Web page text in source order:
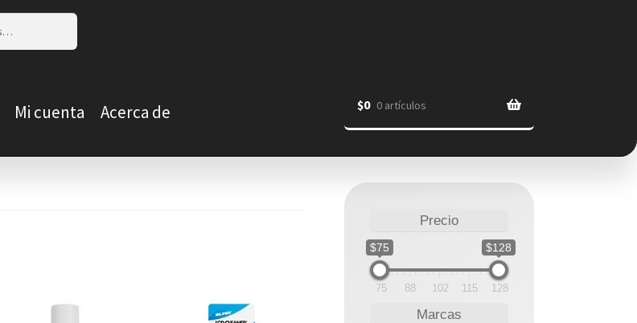
Mi cuenta Acerca de $0 0 artículos
Precio
$75 $128
75 88 102 115 128
Marcas